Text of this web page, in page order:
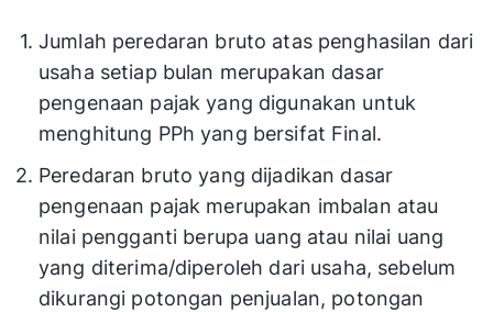
Jumlah peredaran bruto atas penghasilan dari
usaha setiap bulan merupakan dasar
pengenaan pajak yang digunakan untuk
menghitung PPh yang bersifat Final.
Peredaran bruto yang dijadikan dasar
pengenaan pajak merupakan imbalan atau
nilai pengganti berupa uang atau nilai uang
yang diterima/diperoleh dari usaha, sebelum
dikurangi potongan penjualan, potongan